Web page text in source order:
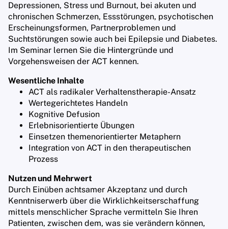
Depressionen, Stress und Burnout, bei akuten und
chronischen Schmerzen, Essstörungen, psychotischen
Erscheinungsformen, Partnerproblemen und
Suchtstörungen sowie auch bei Epilepsie und Diabetes.
Im Seminar lernen Sie die Hintergründe und
Vorgehensweisen der ACT kennen.
Wesentliche Inhalte
ACT als radikaler Verhaltenstherapie-Ansatz
Wertegerichtetes Handeln
Kognitive Defusion
Erlebnisorientierte Übungen
Einsetzen themenorientierter Metaphern
Integration von ACT in den therapeutischen
Prozess
Nutzen und Mehrwert
Durch Einüben achtsamer Akzeptanz und durch
Kenntniserwerb über die Wirklichkeitserschaffung
mittels menschlicher Sprache vermitteln Sie Ihren
Patienten, zwischen dem, was sie verändern können,